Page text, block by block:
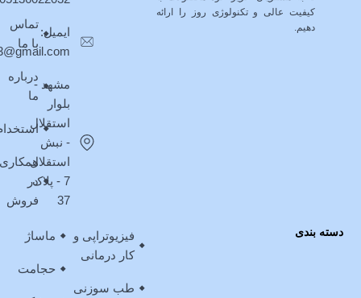
کیفیت عالی و تکنولوژی روز را ارائه
دهیم.
ایمیل:
مشهد -
بلوار
استقلال
- نبش
استقلال
7 - پلاک
37
تماس
با ما
درباره
ما
در
فروش
دسته بندی
فیزیوتراپی و
کار درمانی
طب سوزنی
ماساژ
حجامت